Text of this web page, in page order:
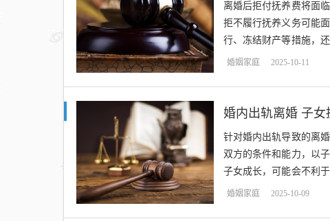
离婚后拒付抚养费将面
拒不履行抚养义务可能
行、冻结财产等措施，
免承担不必要的法律风
婚姻家庭 2025-10-11
婚内出轨离婚 子
针对婚内出轨导致的离
双方的条件和能力，以
子女成长，可能会不利
体判决需根据法律程序
婚姻家庭 2025-10-09